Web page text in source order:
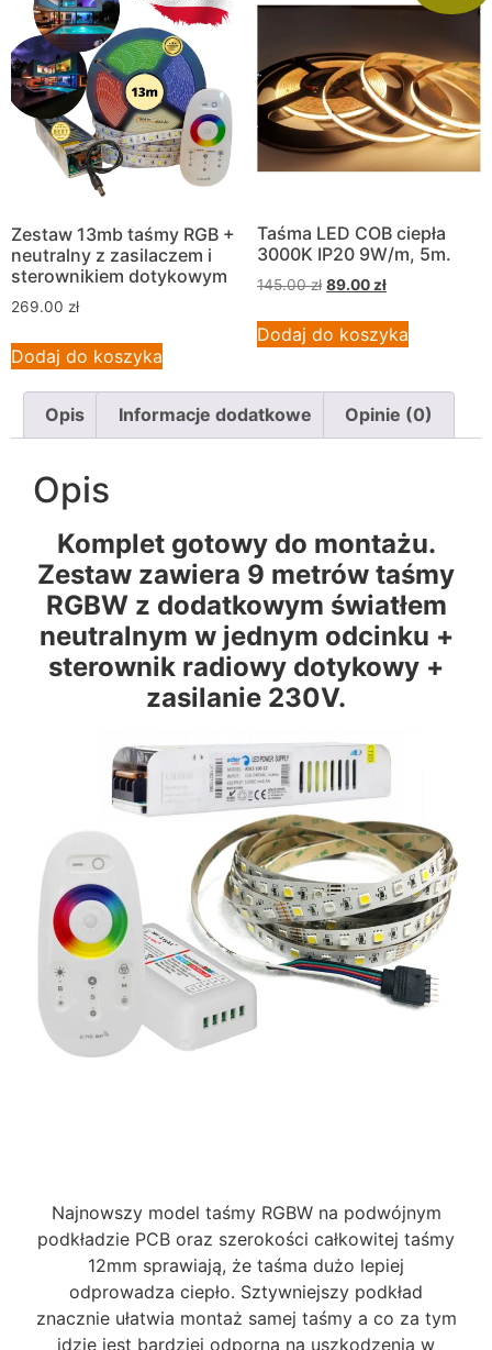
Zestaw 13mb taśmy RGB +
neutralny z zasilaczem i
sterownikiem dotykowym
269.00 zł
Dodaj do koszyka
Taśma LED COB ciepła
3000K IP20 9W/m, 5m.
145.00zł 89.00 zł
Dodaj do koszyka
Opis Informacje dodatkowe Opinie (0)
Opis
Komplet gotowy do montażu.
Zestaw zawiera 9 metrów taśmy
RGBW z dodatkowym światłem
neutralnym w jednym odcinku +
sterownik radiowy dotykowy +
zasilanie 230V.
Najnowszy model taśmy RGBW na podwójnym
podkładzie PCB oraz szerokości całkowitej taśmy
12mm sprawiają, że taśma dużo lepiej
odprowadza ciepło. Sztywniejszy podkład
znacznie ułatwia montaż samej taśmy a co za tym
idzie jest bardziej odporna na uszkodzenia w